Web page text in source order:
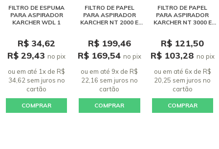
24 maio 2018 - 18:36
GLENN RONNY DE QUEIROZ MACIEL
Bom produto. Apenas a qualidade, assim como também o
original que acompanhou o aspirador, poderiam ser mais
duráveis com relação a costura da espuma. Porém, recomendo
positivamente o produto adqu...
17 fevereiro 2019 - 10:02
João Carlos dos Santos Santos
Ótima qualidade
FILTRO DE ESPUMA
PARA ASPIRADOR
KARCHER WDL 1
R$ 34,62
R$ 29,43no pix
ou em até 1x de R$
34,62 sem juros no
cartão
COMPRAR
FILTRO DE PAPEL
PARA ASPIRADOR
KARCHER NT 2000 E
R$ 199,46
R$ 169,54 no pix
ou em até 9x de R$
22,16 sem juros no
cartão
COMPRAR
FILTRO DE PAPEL
PARA ASPIRADOR
KARCHER NT 3000 E
R$ 121,50
R$ 103,28 no pix
ou em até 6x de R$
20,25 sem jurosno
cartão
COMPRAR